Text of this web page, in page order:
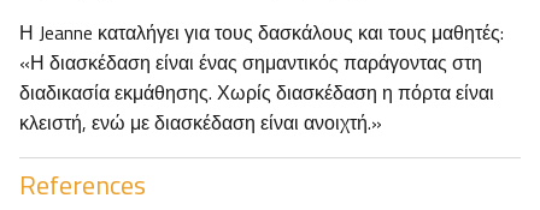
Η Jeanne καταλήγει για τους δασκάλους και τους μαθητές:
«Η διασκέδαση είναι ένας σημαντικός παράγοντας στη
διαδικασία εκμάθησης. Χωρίς διασκέδαση η πόρτα είναι
κλειστή, ενώ με διασκέδαση είναι ανοιχτή.»
References